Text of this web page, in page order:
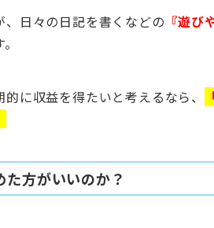
、日々の日記を書くなどの 『遊
に収益を得たいと考えるなら、
方がいいのか？